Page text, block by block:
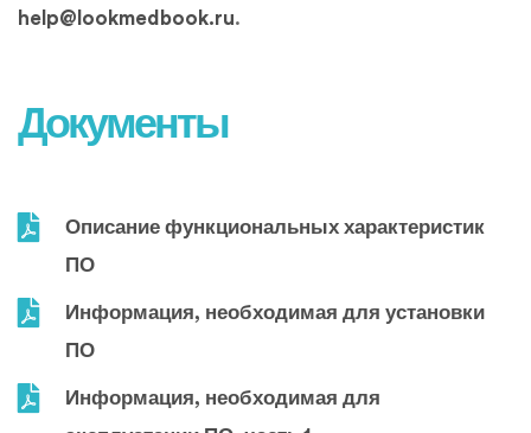
help@lookmedbook.ru.
Документы
Описание функциональных характеристик
ПО
Информация, необходимая для установки
ПО
Информация, необходимая для